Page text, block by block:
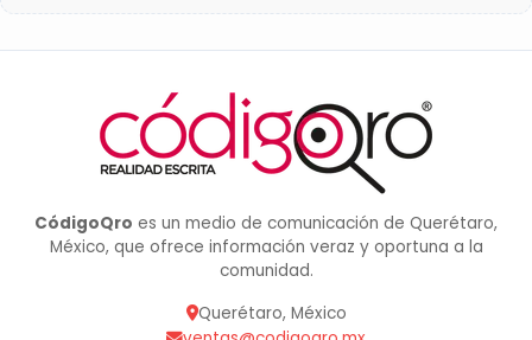
CódigoQro es un medio de comunicación de Querétaro,
México, que ofrece información veraz y oportuna a la
comunidad.
Querétaro, México